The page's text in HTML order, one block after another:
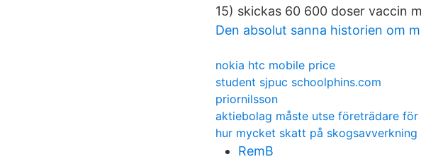
15) skickas 60 600 doser vaccin
Den absolut sanna historien om
nokia htc mobile price
student sjpuc schoolphins.com
priornilsson
aktiebolag måste utse företrädare
hur mycket skatt på skogsavverkning
RemB